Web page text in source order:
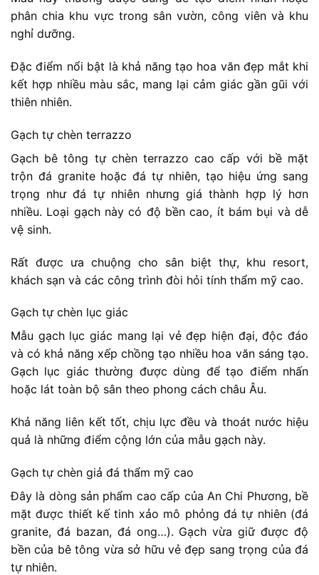
phân chia khu vực trong sân vườn, công viên và khu
nghỉ dưỡng.
Đặc điểm nổi bật là khả năng tạo hoa văn đẹp mắt khi
kết hợp nhiều màu sắc, mang lại cảm giác gần gũi với
thiên nhiên.
Gạch tự chèn terrazzo
Gạch bê tông tự chèn terrazzo cao cấp với bề mặt
trộn đá granite hoặc đá tự nhiên, tạo hiệu ứng sang
trọng như đá tự nhiên nhưng giá thành hợp lý hơn
nhiều. Loại gạch này có độ bền cao, ít bám bụi và dễ
vệ sinh.
Rất được ưa chuộng cho sân biệt thự, khu resort,
khách sạn và các công trình đòi hỏi tính thẩm mỹ cao.
Gạch tự chèn lục giác
Mẫu gạch lục giác mang lại vẻ đẹp hiện đại, độc đáo
và có khả năng xếp chồng tạo nhiều hoa văn sáng tạo.
Gạch lục giác thường được dùng để tạo điểm nhấn
hoặc lát toàn bộ sân theo phong cách châu Âu.
Khả năng liên kết tốt, chịu lực đều và thoát nước hiệu
quả là những điểm cộng lớn của mẫu gạch này.
Gạch tự chèn giả đá thẩm mỹ cao
Đây là dòng sản phẩm cao cấp của An Chi Phương, bề
mặt được thiết kế tinh xảo mô phỏng đá tự nhiên (đá
granite, đá bazan, đá ong…). Gạch vừa giữ được độ
bền của bê tông vừa sở hữu vẻ đẹp sang trọng của đá
tự nhiên.